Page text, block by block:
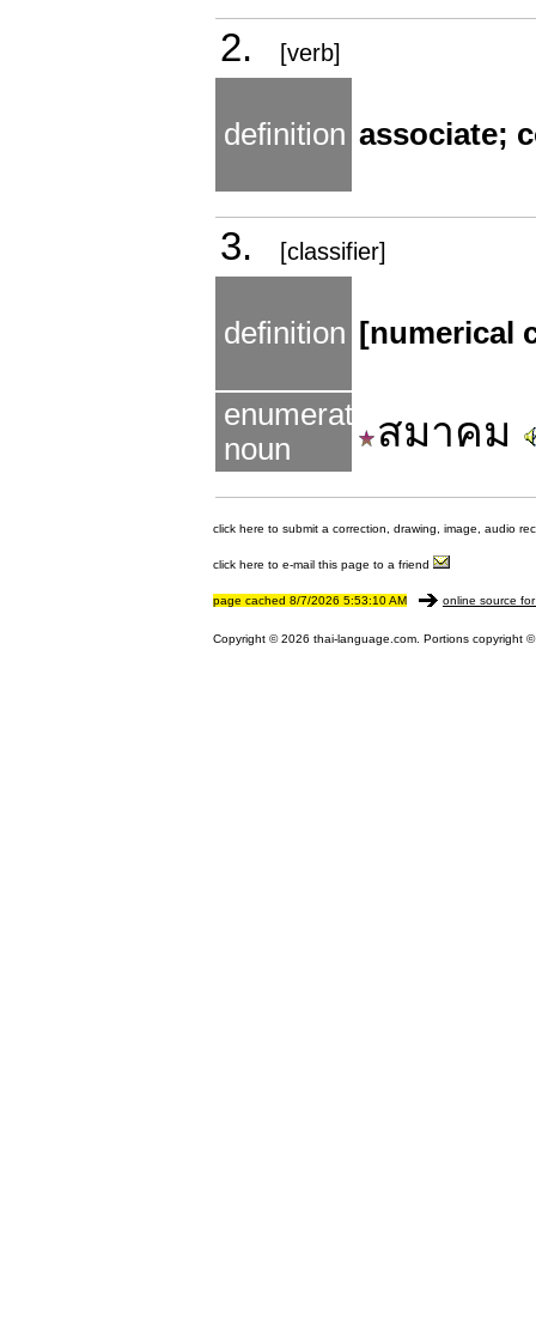
2. [verb]
definition associate;
3. [classifier]
definition [numerical
enumerated
noun
สมาคม
click here to submit a correction, drawing, image, audio
click here to e-mail this page to a friend
page cached 8/7/2026 5:53:10 AM online source
Copyright © 2026 thai-language.com. Portions copyright